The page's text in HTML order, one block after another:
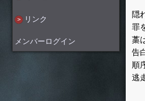
隠
罪
藁
告
順
逃
リンク
メンバーログイン